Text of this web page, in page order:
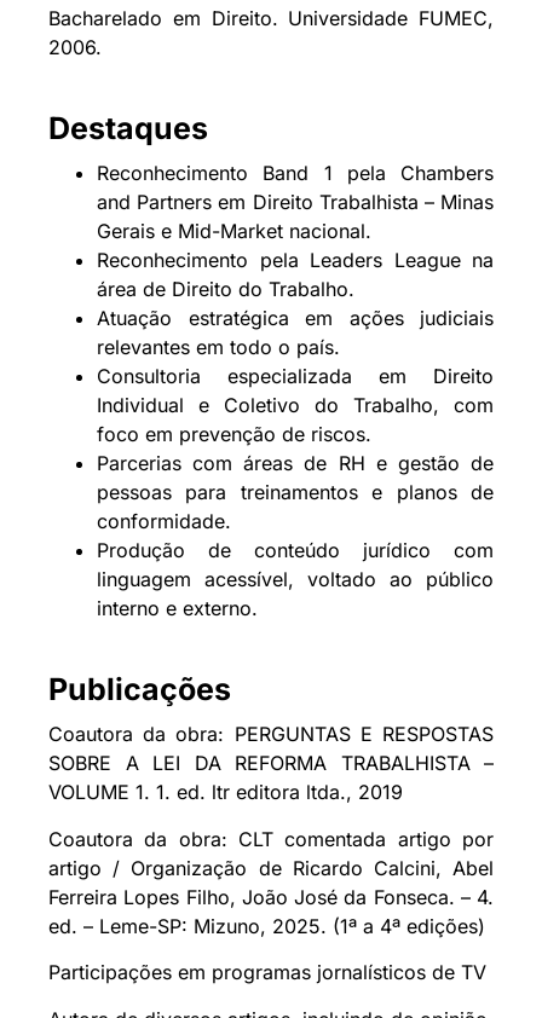
Bacharelado em Direito. Universidade FUMEC,
2006.
Destaques
Reconhecimento Band 1 pela Chambers
and Partners em Direito Trabalhista – Minas
Gerais e Mid-Market nacional.
Reconhecimento pela Leaders League na
área de Direito do Trabalho.
Atuação estratégica em ações judiciais
relevantes em todo o país.
Consultoria especializada em Direito
Individual e Coletivo do Trabalho, com
foco em prevenção de riscos.
Parcerias com áreas de RH e gestão de
pessoas para treinamentos e planos de
conformidade.
Produção de conteúdo jurídico com
linguagem acessível, voltado ao público
interno e externo.
Publicações
Coautora da obra: PERGUNTAS E RESPOSTAS
SOBRE A LEI DA REFORMA TRABALHISTA –
VOLUME 1. 1. ed. ltr editora ltda., 2019
Coautora da obra: CLT comentada artigo por
artigo / Organização de Ricardo Calcini, Abel
Ferreira Lopes Filho, João José da Fonseca. – 4.
ed. – Leme-SP: Mizuno, 2025. (1ª a 4ª edições)
Participações em programas jornalísticos de TV